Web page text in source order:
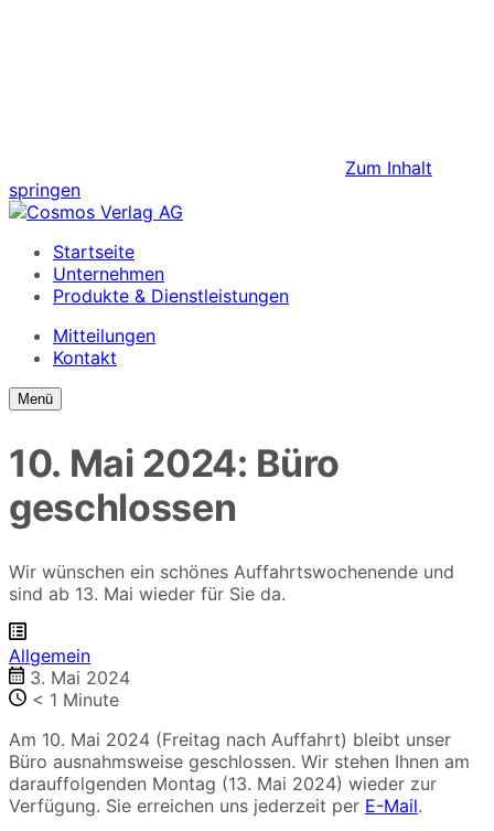
Zum Inhalt
springen
Startseite
Unternehmen
Produkte & Dienstleistungen
Mitteilungen
Kontakt
Menü
10. Mai 2024: Büro
geschlossen
Wir wünschen ein schönes Auffahrtswochenende und
sind ab 13. Mai wieder für Sie da.
Allgemein
3. Mai 2024
< 1 Minute
Am 10. Mai 2024 (Freitag nach Auffahrt) bleibt unser
Büro ausnahmsweise geschlossen. Wir stehen Ihnen am
darauffolgenden Montag (13. Mai 2024) wieder zur
Verfügung. Sie erreichen uns jederzeit per E-Mail.